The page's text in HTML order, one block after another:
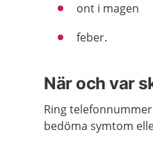
ont i magen
feber.
När och var
Ring
bedöma symtom